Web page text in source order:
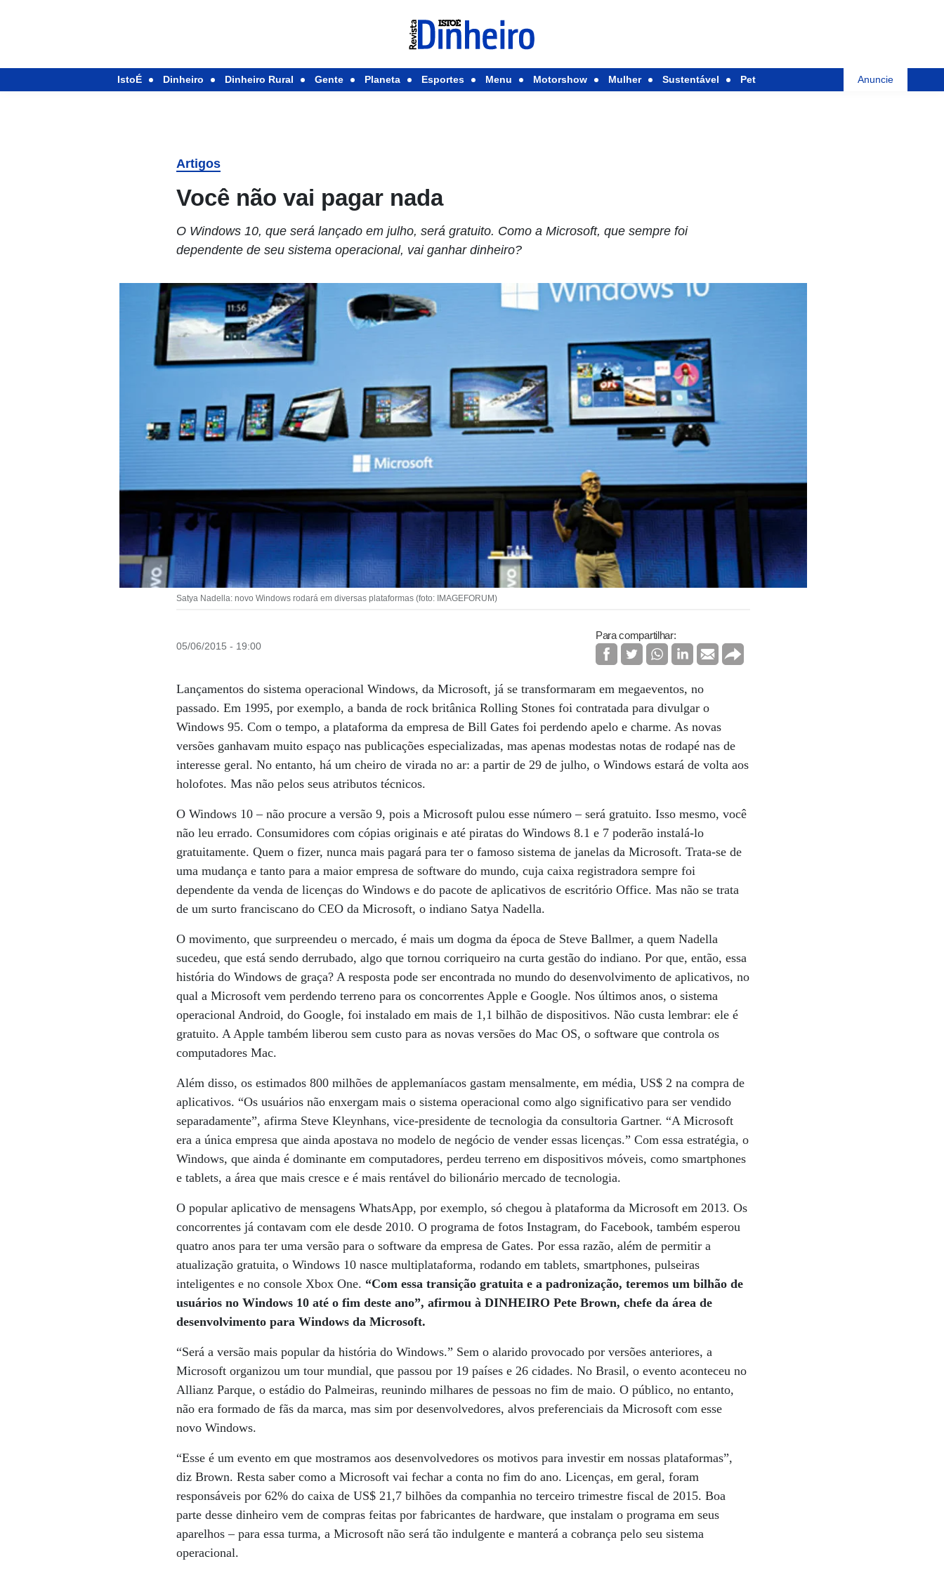
IstoÉ Dinheiro Dinheiro Rural Gente Planeta Esportes Menu Motorshow Mulher Sustentável Pet Anuncie
Artigos
Você não vai pagar nada
O Windows 10, que será lançado em julho, será gratuito. Como a Microsoft, que sempre foi
dependente de seu sistema operacional, vai ganhar dinheiro?
Satya Nadella: novo Windows rodará em diversas plataformas (foto: IMAGEFORUM)
05/06/2015 - 19:00
Para compartilhar:
Lançamentos do sistema operacional Windows, da Microsoft, já se transformaram em megaeventos, no
passado. Em 1995, por exemplo, a banda de rock britânica Rolling Stones foi contratada para divulgar o
Windows 95. Com o tempo, a plataforma da empresa de Bill Gates foi perdendo apelo e charme. As novas
versões ganhavam muito espaço nas publicações especializadas, mas apenas modestas notas de rodapé nas de
interesse geral. No entanto, há um cheiro de virada no ar: a partir de 29 de julho, o Windows estará de volta aos
holofotes. Mas não pelos seus atributos técnicos.
O Windows 10 – não procure a versão 9, pois a Microsoft pulou esse número – será gratuito. Isso mesmo, você
não leu errado. Consumidores com cópias originais e até piratas do Windows 8.1 e 7 poderão instalá-lo
gratuitamente. Quem o fizer, nunca mais pagará para ter o famoso sistema de janelas da Microsoft. Trata-se de
uma mudança e tanto para a maior empresa de software do mundo, cuja caixa registradora sempre foi
dependente da venda de licenças do Windows e do pacote de aplicativos de escritório Office. Mas não se trata
de um surto franciscano do CEO da Microsoft, o indiano Satya Nadella.
O movimento, que surpreendeu o mercado, é mais um dogma da época de Steve Ballmer, a quem Nadella
sucedeu, que está sendo derrubado, algo que tornou corriqueiro na curta gestão do indiano. Por que, então, essa
história do Windows de graça? A resposta pode ser encontrada no mundo do desenvolvimento de aplicativos, no
qual a Microsoft vem perdendo terreno para os concorrentes Apple e Google. Nos últimos anos, o sistema
operacional Android, do Google, foi instalado em mais de 1,1 bilhão de dispositivos. Não custa lembrar: ele é
gratuito. A Apple também liberou sem custo para as novas versões do Mac OS, o software que controla os
computadores Mac.
Além disso, os estimados 800 milhões de applemaníacos gastam mensalmente, em média, US$ 2 na compra de
aplicativos. “Os usuários não enxergam mais o sistema operacional como algo significativo para ser vendido
separadamente”, afirma Steve Kleynhans, vice-presidente de tecnologia da consultoria Gartner. “A Microsoft
era a única empresa que ainda apostava no modelo de negócio de vender essas licenças.” Com essa estratégia, o
Windows, que ainda é dominante em computadores, perdeu terreno em dispositivos móveis, como smartphones
e tablets, a área que mais cresce e é mais rentável do bilionário mercado de tecnologia.
O popular aplicativo de mensagens WhatsApp, por exemplo, só chegou à plataforma da Microsoft em 2013. Os
concorrentes já contavam com ele desde 2010. O programa de fotos Instagram, do Facebook, também esperou
quatro anos para ter uma versão para o software da empresa de Gates. Por essa razão, além de permitir a
atualização gratuita, o Windows 10 nasce multiplataforma, rodando em tablets, smartphones, pulseiras
inteligentes e no console Xbox One. “Com essa transição gratuita e a padronização, teremos um bilhão de
usuários no Windows 10 até o fim deste ano”, afirmou à DINHEIRO Pete Brown, chefe da área de
desenvolvimento para Windows da Microsoft.
“Será a versão mais popular da história do Windows.” Sem o alarido provocado por versões anteriores, a
Microsoft organizou um tour mundial, que passou por 19 países e 26 cidades. No Brasil, o evento aconteceu no
Allianz Parque, o estádio do Palmeiras, reunindo milhares de pessoas no fim de maio. O público, no entanto,
não era formado de fãs da marca, mas sim por desenvolvedores, alvos preferenciais da Microsoft com esse
novo Windows.
“Esse é um evento em que mostramos aos desenvolvedores os motivos para investir em nossas plataformas”,
diz Brown. Resta saber como a Microsoft vai fechar a conta no fim do ano. Licenças, em geral, foram
responsáveis por 62% do caixa de US$ 21,7 bilhões da companhia no terceiro trimestre fiscal de 2015. Boa
parte desse dinheiro vem de compras feitas por fabricantes de hardware, que instalam o programa em seus
aparelhos – para essa turma, a Microsoft não será tão indulgente e manterá a cobrança pelo seu sistema
operacional.